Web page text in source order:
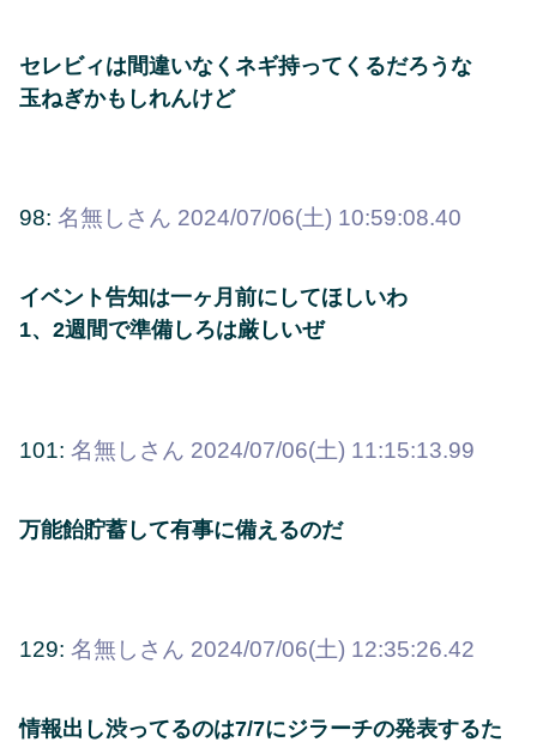
セレビィは間違いなくネギ持ってくるだろうな
玉ねぎかもしれんけど
98: 名無しさん 2024/07/06(土) 10:59:08.40
イベント告知は一ヶ月前にしてほしいわ
1、2週間で準備しろは厳しいぜ
101: 名無しさん 2024/07/06(土) 11:15:13.99
万能飴貯蓄して有事に備えるのだ
129: 名無しさん 2024/07/06(土) 12:35:26.42
情報出し渋ってるのは7/7にジラーチの発表するた